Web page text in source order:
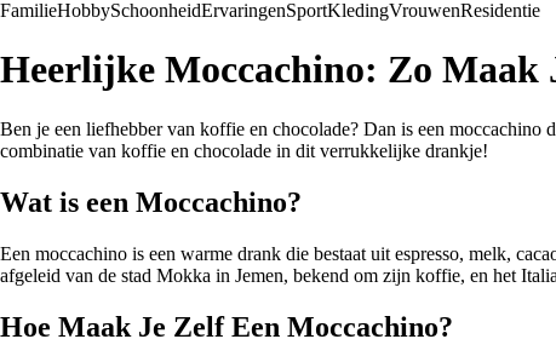
FamilieHobbySchoonheidErvaringenSportKledingVrouwenResidentie
Heerlijke Moccachino: Zo Maak
Ben je een liefhebber van koffie en chocolade? Dan is een
combinatie van koffie en chocolade in dit verrukkelijke drankje!
Wat is een Moccachino?
Een moccachino is een warme drank die bestaat uit espresso, melk,
afgeleid van de stad Mokka in Jemen, bekend om zijn koffie, en het
Hoe Maak Je Zelf Een Moccachino?